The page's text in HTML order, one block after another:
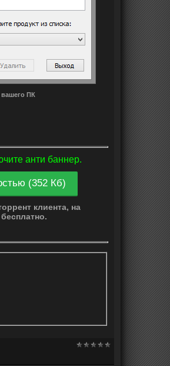
вашего ПК
анти баннер.
(352 Кб)
клиента, на